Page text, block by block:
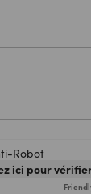
Robot
ici pour